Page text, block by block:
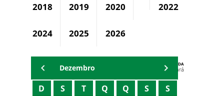
2018
2019 2020 2022
2024 2025 2026
AGENDA
Polícia Militar do Ceará
Dezembro
D S T Q Q S S